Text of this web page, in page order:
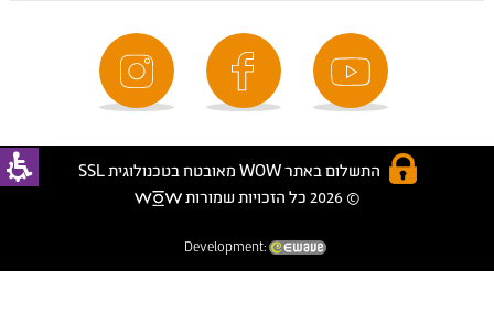
התשלום באתר WOW מאובטח בטכנולוגית SSL
© 2026 כל הזכויות שמורות
Development: